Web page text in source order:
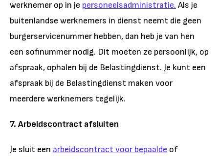
werknemer op in je personeelsadministratie. Als je
buitenlandse werknemers in dienst neemt die geen
burgerservicenummer hebben, dan heb je van hen
een sofinummer nodig. Dit moeten ze persoonlijk, op
afspraak, ophalen bij de Belastingdienst. Je kunt een
afspraak bij de Belastingdienst maken voor
meerdere werknemers tegelijk.
7. Arbeidscontract afsluiten
Je sluit een arbeidscontract voor bepaalde of